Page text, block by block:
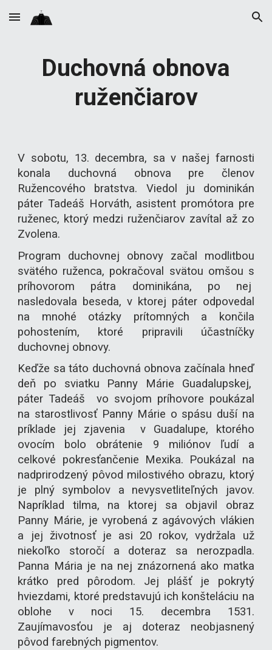
Skip to main content Skip to navigation
Duchovná obnova
ruženčiarov
V sobotu, 13. decembra, sa v našej farnosti
konala duchovná obnova pre členov
Ružencového bratstva. Viedol ju dominikán
páter Tadeáš Horváth, asistent promótora pre
ruženec, ktorý medzi ruženčiarov zavítal až zo
Zvolena.
Program duchovnej obnovy začal modlitbou
svätého ruženca, pokračoval svätou omšou s
príhovorom pátra dominikána, po nej
nasledovala beseda, v ktorej páter odpovedal
na mnohé otázky prítomných a končila
pohostením, ktoré pripravili účastníčky
duchovnej obnovy.
Keďže sa táto duchovná obnova začínala hneď
deň po sviatku Panny Márie Guadalupskej,
páter Tadeáš vo svojom príhovore poukázal
na starostlivosť Panny Márie o spásu duší na
príklade jej zjavenia v Guadalupe, ktorého
ovocím bolo obrátenie 9 miliónov ľudí a
celkové pokresťančenie Mexika. Poukázal na
nadprirodzený pôvod milostivého obrazu, ktorý
je plný symbolov a nevysvetliteľných javov.
Napríklad tilma, na ktorej sa objavil obraz
Panny Márie, je vyrobená z agávových vlákien
a jej životnosť je asi 20 rokov, vydržala už
niekoľko storočí a doteraz sa nerozpadla.
Panna Mária je na nej znázornená ako matka
krátko pred pôrodom. Jej plášť je pokrytý
hviezdami, ktoré predstavujú ich konšteláciu na
oblohe v noci 15. decembra 1531.
Zaujímavosťou je aj doteraz neobjasnený
pôvod farebných pigmentov.